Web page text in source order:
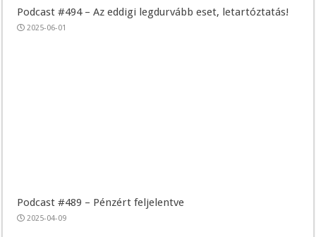
Podcast #494 – Az eddigi legdurvább eset, letartóztatás!
2025-06-01
Podcast #489 – Pénzért feljelentve
2025-04-09